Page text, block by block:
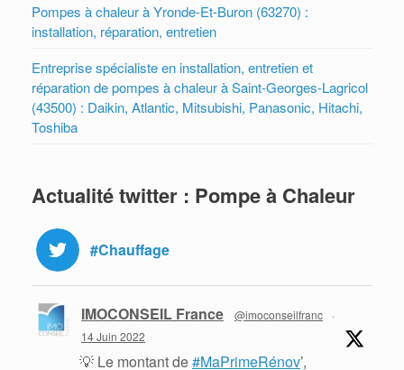
Pompes à chaleur à Yronde-Et-Buron (63270) :
installation, réparation, entretien
Entreprise spécialiste en installation, entretien et
réparation de pompes à chaleur à Saint-Georges-Lagricol
(43500) : Daikin, Atlantic, Mitsubishi, Panasonic, Hitachi,
Toshiba
Actualité twitter : Pompe à Chaleur
#Chauffage
IMOCONSEIL France @imoconseilfranc
·
14 Juin 2022
💡 Le montant de#MaPrimeRénov’,